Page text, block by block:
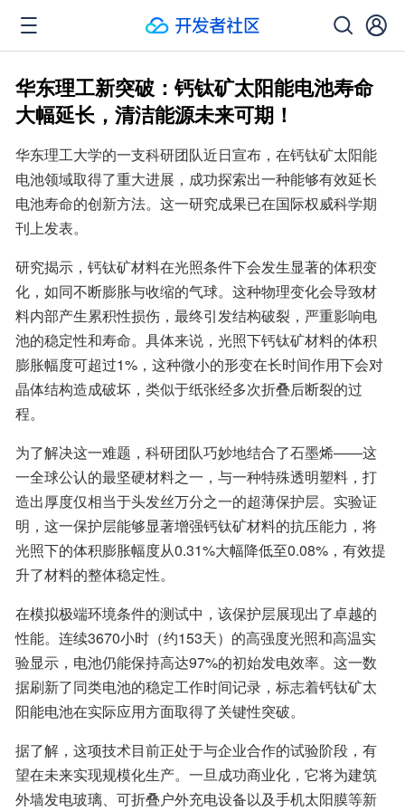
华东理工新突破：钙钛矿太阳能电池寿命
大幅延长，清洁能源未来可期！
华东理工大学的一支科研团队近日宣布，在钙钛矿太阳能
电池领域取得了重大进展，成功探索出一种能够有效延长
电池寿命的创新方法。这一研究成果已在国际权威科学期
刊上发表。
研究揭示，钙钛矿材料在光照条件下会发生显著的体积变
化，如同不断膨胀与收缩的气球。这种物理变化会导致材
料内部产生累积性损伤，最终引发结构破裂，严重影响电
池的稳定性和寿命。具体来说，光照下钙钛矿材料的体积
膨胀幅度可超过1%，这种微小的形变在长时间作用下会对
晶体结构造成破坏，类似于纸张经多次折叠后断裂的过
程。
为了解决这一难题，科研团队巧妙地结合了石墨烯——这
一全球公认的最坚硬材料之一，与一种特殊透明塑料，打
造出厚度仅相当于头发丝万分之一的超薄保护层。实验证
明，这一保护层能够显著增强钙钛矿材料的抗压能力，将
光照下的体积膨胀幅度从0.31%大幅降低至0.08%，有效提
升了材料的整体稳定性。
在模拟极端环境条件的测试中，该保护层展现出了卓越的
性能。连续3670小时（约153天）的高强度光照和高温实
验显示，电池仍能保持高达97%的初始发电效率。这一数
据刷新了同类电池的稳定工作时间记录，标志着钙钛矿太
阳能电池在实际应用方面取得了关键性突破。
据了解，这项技术目前正处于与企业合作的试验阶段，有
望在未来实现规模化生产。一旦成功商业化，它将为建筑
外墙发电玻璃、可折叠户外充电设备以及手机太阳膜等新